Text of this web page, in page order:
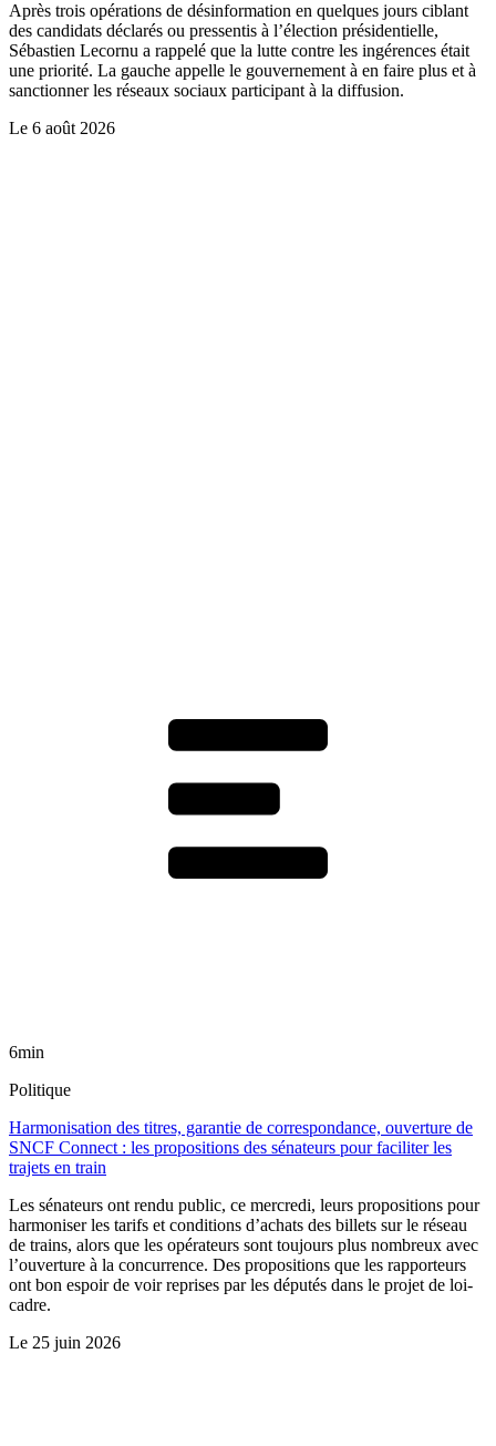
Après trois opérations de désinformation en quelques jours ciblant
des candidats déclarés ou pressentis à l’élection présidentielle,
Sébastien Lecornu a rappelé que la lutte contre les ingérences était
une priorité. La gauche appelle le gouvernement à en faire plus et à
sanctionner les réseaux sociaux participant à la diffusion.
Le 6 août 2026
6min
Politique
Harmonisation des titres, garantie de correspondance, ouverture de
SNCF Connect : les propositions des sénateurs pour faciliter les
trajets en train
Les sénateurs ont rendu public, ce mercredi, leurs propositions pour
harmoniser les tarifs et conditions d’achats des billets sur le réseau
de trains, alors que les opérateurs sont toujours plus nombreux avec
l’ouverture à la concurrence. Des propositions que les rapporteurs
ont bon espoir de voir reprises par les députés dans le projet de loi-
cadre.
Le 25 juin 2026